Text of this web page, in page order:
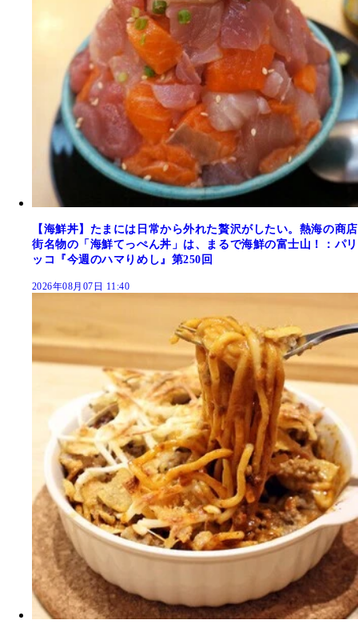
【海鮮丼】たまには日常から外れた贅沢がしたい。熱海の商店
街名物の「海鮮てっぺん丼」は、まるで海鮮の富士山！：パリ
ッコ『今週のハマりめし』第250回
2026年08月07日 11:40